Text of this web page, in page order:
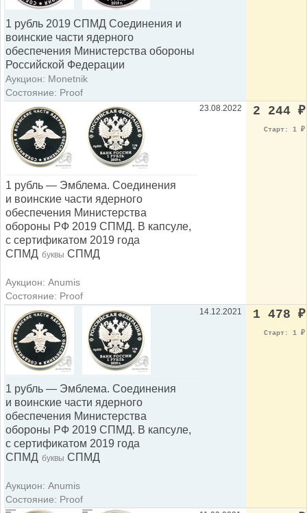
1 рубль 2019 СПМД Cоединения и
воинские части ядерного
обеспечения Министерства обороны
Российской Федерации
Аукцион: Monetnik
Состояние: Proof
1 рубль — Эмблема. Cоединения
и воинские части ядерного
обеспечения Министерства
обороны РФ 2019 СПМД. В капсуле,
с сертификатом 2019 года
СПМД буквы СПМД
Аукцион: Anumis
Состояние: Proof
23.08.2022 2 244 ₽
Старт: 1 ₽
1 рубль — Эмблема. Cоединения
и воинские части ядерного
обеспечения Министерства
обороны РФ 2019 СПМД. В капсуле,
с сертификатом 2019 года
СПМД буквы СПМД
Аукцион: Anumis
Состояние: Proof
14.12.2021 1 478 ₽
Старт: 1 ₽